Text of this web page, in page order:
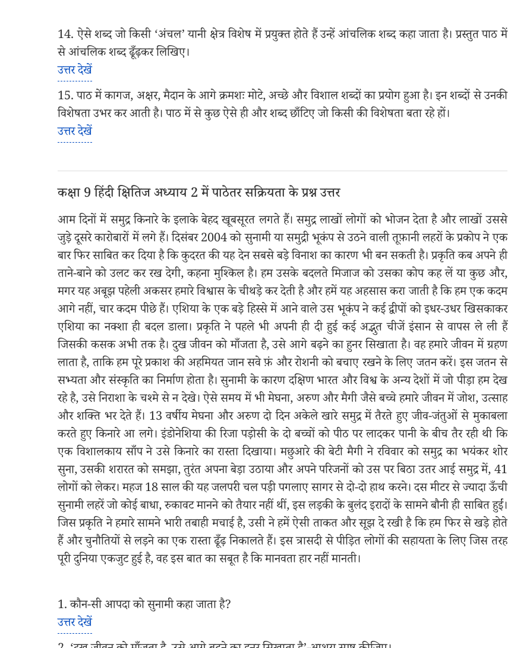
14. ऐसे शब्द जो किसी ‘अंचल’ यानी क्षेत्र विशेष में प्रयुक्त होते हैं उन्हें आंचलिक शब्द कहा जाता है। प्रस्तुत पाठ में
से आंचलिक शब्द ढूँढ़कर लिखिए।
उत्तर देखें
15. पाठ में कागज, अक्षर, मैदान के आगे क्रमशः मोटे, अच्छे और विशाल शब्दों का प्रयोग हुआ है। इन शब्दों से उनकी
विशेषता उभर कर आती है। पाठ में से कुछ ऐसे ही और शब्द छाँटिए जो किसी की विशेषता बता रहे हों।
उत्तर देखें
कक्षा 9 हिंदी क्षितिज अध्याय 2 में पाठेतर सक्रियता के प्रश्न उत्तर
आम दिनों में समुद्र किनारे के इलाके बेहद खूबसूरत लगते हैं। समुद्र लाखों लोगों को भोजन देता है और लाखों उससे
जुड़े दूसरे कारोबारों में लगे हैं। दिसंबर 2004 को सुनामी या समुद्री भूकंप से उठने वाली तूफ़ानी लहरों के प्रकोप ने एक
बार फिर साबित कर दिया है कि कुदरत की यह देन सबसे बड़े विनाश का कारण भी बन सकती है। प्रकृति कब अपने ही
ताने-बाने को उलट कर रख देगी, कहना मुश्किल है। हम उसके बदलते मिजाज को उसका कोप कह लें या कुछ और,
मगर यह अबूझ पहेली अकसर हमारे विश्वास के चीथड़े कर देती है और हमें यह अहसास करा जाती है कि हम एक कदम
आगे नहीं, चार कदम पीछे हैं। एशिया के एक बड़े हिस्से में आने वाले उस भूकंप ने कई द्वीपों को इधर-उधर खिसकाकर
एशिया का नक्शा ही बदल डाला। प्रकृति ने पहले भी अपनी ही दी हुई कई अद्भुत चीजें इंसान से वापस ले ली हैं
जिसकी कसक अभी तक है। दुख जीवन को माँजता है, उसे आगे बढ़ने का हुनर सिखाता है। वह हमारे जीवन में ग्रहण
लाता है, ताकि हम पूरे प्रकाश की अहमियत जान सवे फ़ं और रोशनी को बचाए रखने के लिए जतन करें। इस जतन से
सभ्यता और संस्कृति का निर्माण होता है। सुनामी के कारण दक्षिण भारत और विश्व के अन्य देशों में जो पीड़ा हम देख
रहे है, उसे निराशा के चश्मे से न देखे। ऐसे समय में भी मेघना, अरुण और मैगी जैसे बच्चे हमारे जीवन में जोश, उत्साह
और शक्ति भर देते हैं। 13 वर्षीय मेघना और अरुण दो दिन अकेले खारे समुद्र में तैरते हुए जीव-जंतुओं से मुकाबला
करते हुए किनारे आ लगे। इंडोनेशिया की रिजा पड़ोसी के दो बच्चों को पीठ पर लादकर पानी के बीच तैर रही थी कि
एक विशालकाय साँप ने उसे किनारे का रास्ता दिखाया। मछुआरे की बेटी मैगी ने रविवार को समुद्र का भयंकर शोर
सुना, उसकी शरारत को समझा, तुरंत अपना बेड़ा उठाया और अपने परिजनों को उस पर बिठा उतर आई समुद्र में, 41
लोगों को लेकर। महज 18 साल की यह जलपरी चल पड़ी पगलाए सागर से दो-दो हाथ करने। दस मीटर से ज्यादा ऊँची
सुनामी लहरें जो कोई बाधा, रुकावट मानने को तैयार नहीं थीं, इस लड़की के बुलंद इरादों के सामने बौनी ही साबित हुईं।
जिस प्रकृति ने हमारे सामने भारी तबाही मचाई है, उसी ने हमें ऐसी ताकत और सूझ दे रखी है कि हम फिर से खड़े होते
हैं और चुनौतियों से लड़ने का एक रास्ता ढूँढ़ निकालते हैं। इस त्रासदी से पीड़ित लोगों की सहायता के लिए जिस तरह
पूरी दुनिया एकजुट हुई है, वह इस बात का सबूत है कि मानवता हार नहीं मानती।
1. कौन-सी आपदा को सुनामी कहा जाता है?
उत्तर देखें